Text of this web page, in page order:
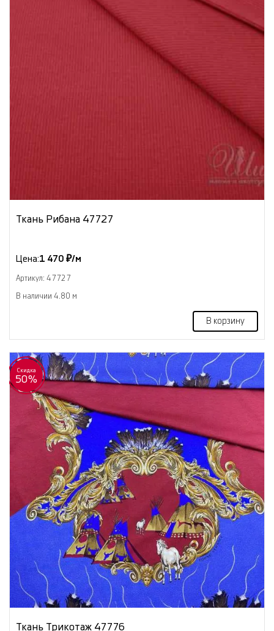
Ткань Рибана 47727
Цена:1 470 ₽/м
Артикул: 47727
В наличии 4.80 м
В корзину
Скидка
50%
Ткань Трикотаж 47776